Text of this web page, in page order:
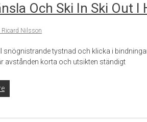
Och Ski In Ski Out
Ricard Nilsson
snögnistrande tystnad och klicka i
avstånden korta och utsikten ständigt